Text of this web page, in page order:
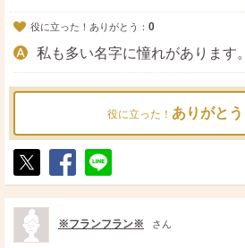
役に立った！ありがとう： 0
私も多い名字に憧れがあります。
役に立った！ ありがとう
ポ
ス
ト
シ
ェ
送
る
※フランフラン※ さん